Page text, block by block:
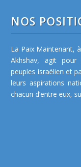
NOS
La Paix Maintenant,
Akhshav, agit
peuples israélien et
leurs aspirations
chacun d’entre eux,